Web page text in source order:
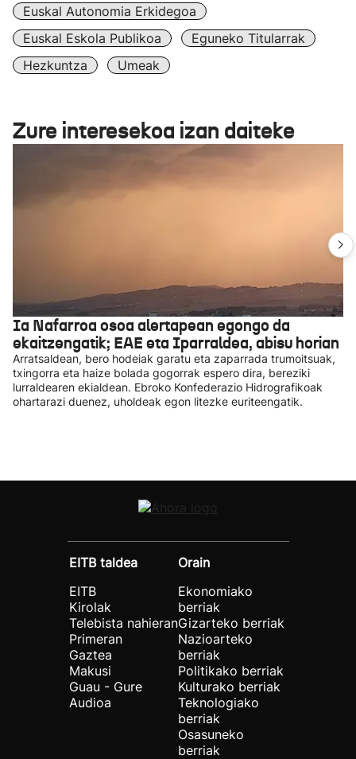
Euskal Autonomia Erkidegoa
Euskal Eskola Publikoa
Eguneko Titularrak
Hezkuntza
Umeak
Zure interesekoa izan daiteke
Ia Nafarroa osoa alertapean egongo da
ekaitzengatik; EAE eta Iparraldea, abisu horian
Arratsaldean, bero hodeiak garatu eta zaparrada trumoitsuak,
txingorra eta haize bolada gogorrak espero dira, bereziki
lurraldearen ekialdean. Ebroko Konfederazio Hidrografikoak
ohartarazi duenez, uholdeak egon litezke euriteengatik.
EITB taldea
EITB
Kirolak
Telebista nahieran
Primeran
Gaztea
Makusi
Guau - Gure
Audioa
Orain
Ekonomiako
berriak
Gizarteko berriak
Nazioarteko
berriak
Politikako berriak
Kulturako berriak
Teknologiako
berriak
Osasuneko
berriak